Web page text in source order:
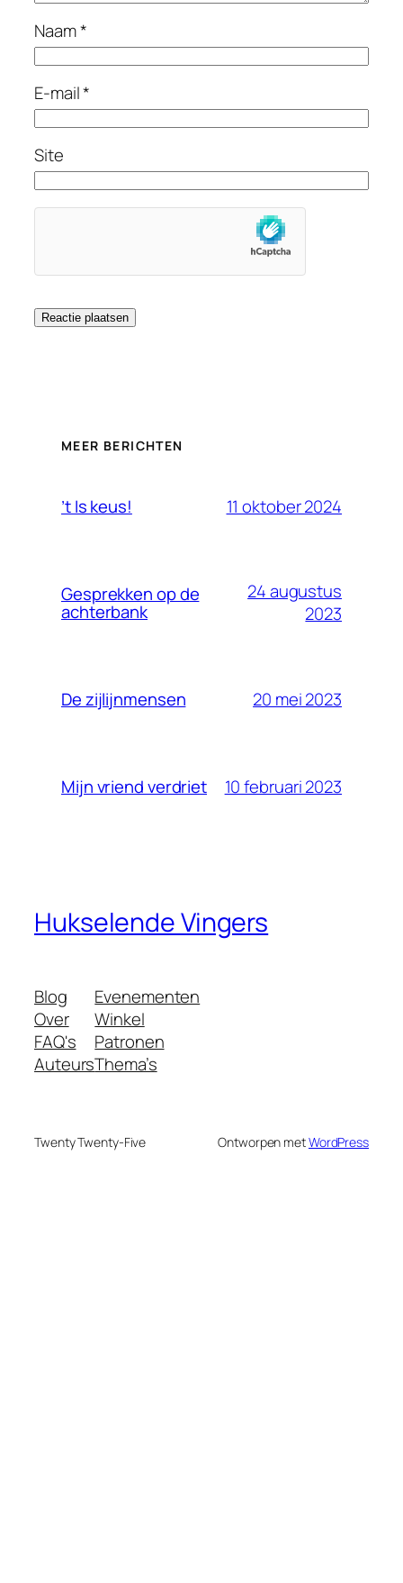
Naam*
E-mail*
Site
MEER BERICHTEN
’t Is keus! 11 oktober 2024
Gesprekken op de
achterbank
24 augustus
2023
De zijlijnmensen 20 mei 2023
Mijn vriend verdriet 10 februari 2023
Hukselende Vingers
Blog
Over
FAQ's
Auteurs
Evenementen
Winkel
Patronen
Thema’s
Twenty Twenty-Five Ontworpen metWordPress